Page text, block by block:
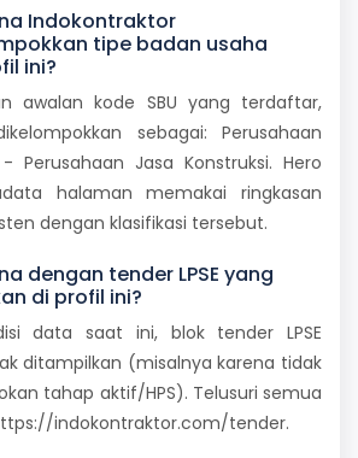
Indokontraktor
tipe badan usaha
ini?
awalan kode SBU yang terdaftar,
sebagai: Perusahaan
Perusahaan Jasa Konstruksi. Hero
halaman memakai ringkasan
dengan klasifikasi tersebut.
dengan tender LPSE yang
di profil ini?
data saat ini, blok tender LPSE
ditampilkan (misalnya karena tidak
tahap aktif/HPS). Telusuri semua
indokontraktor.com/tender.